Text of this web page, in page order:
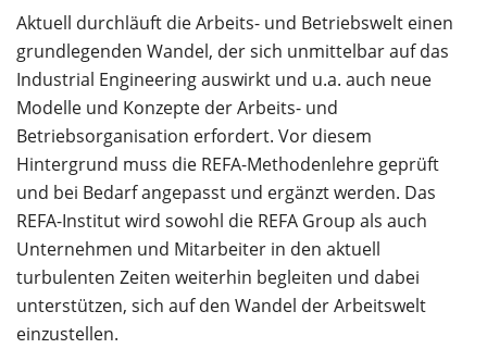
Aktuell durchläuft die Arbeits- und Betriebswelt einen
grundlegenden Wandel, der sich unmittelbar auf das
Industrial Engineering auswirkt und u.a. auch neue
Modelle und Konzepte der Arbeits- und
Betriebsorganisation erfordert. Vor diesem
Hintergrund muss die REFA-Methodenlehre geprüft
und bei Bedarf angepasst und ergänzt werden. Das
REFA-Institut wird sowohl die REFA Group als auch
Unternehmen und Mitarbeiter in den aktuell
turbulenten Zeiten weiterhin begleiten und dabei
unterstützen, sich auf den Wandel der Arbeitswelt
einzustellen.